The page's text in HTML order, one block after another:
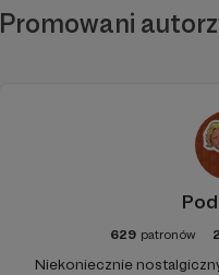
Promowani
629 patronów
Niekoniecznie